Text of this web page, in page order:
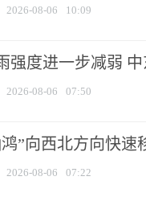
2026-08-06 10:09
强度进一步减弱
2026-08-06 07:50
”向西北方向快
2026-08-06 07:22